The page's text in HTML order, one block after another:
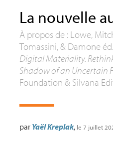
La nouvelle
À propos de : Lowe,
Tomassini, & Damone
Digital Materiality.
Shadow of an Uncertain
Foundation & Silvana
par Yaël Kreplak, le 7 juillet